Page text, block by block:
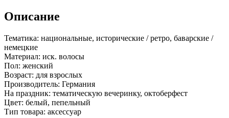
Описание
Тематика: национальные, исторические / ретро, баварские /
немецкие
Материал: иск. волосы
Пол: женский
Возраст: для взрослых
Производитель: Германия
На праздник: тематическую вечеринку, октоберфест
Цвет: белый, пепельный
Тип товара: аксессуар